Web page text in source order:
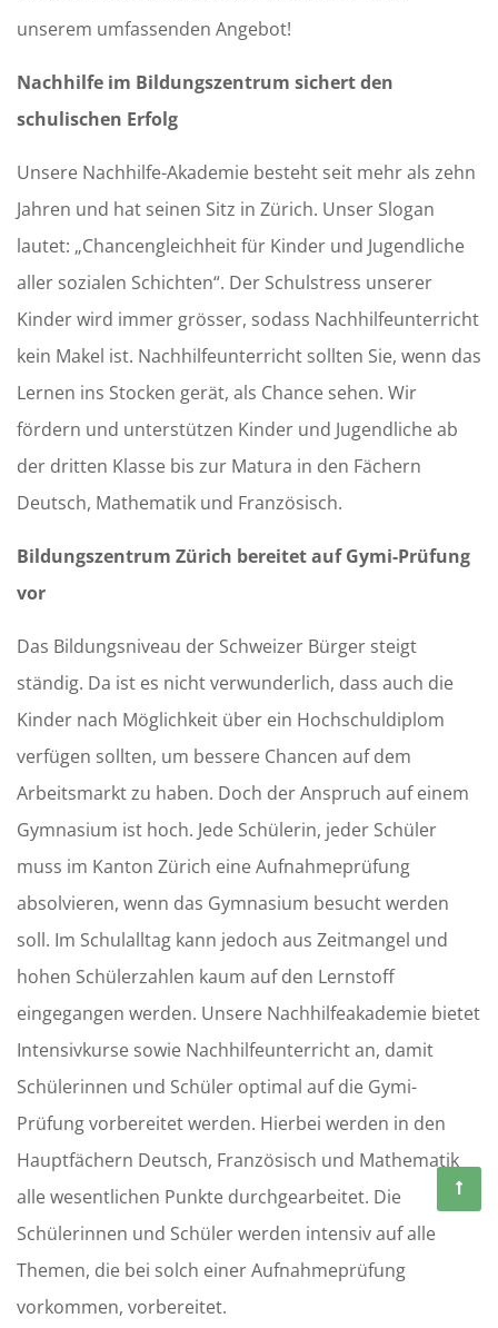
unserem umfassenden Angebot!
Nachhilfe im Bildungszentrum sichert den
schulischen Erfolg
Unsere Nachhilfe-Akademie besteht seit mehr als zehn
Jahren und hat seinen Sitz in Zürich. Unser Slogan
lautet: „Chancengleichheit für Kinder und Jugendliche
aller sozialen Schichten“. Der Schulstress unserer
Kinder wird immer grösser, sodass Nachhilfeunterricht
kein Makel ist. Nachhilfeunterricht sollten Sie, wenn das
Lernen ins Stocken gerät, als Chance sehen. Wir
fördern und unterstützen Kinder und Jugendliche ab
der dritten Klasse bis zur Matura in den Fächern
Deutsch, Mathematik und Französisch.
Bildungszentrum Zürich bereitet auf Gymi-Prüfung
vor
Das Bildungsniveau der Schweizer Bürger steigt
ständig. Da ist es nicht verwunderlich, dass auch die
Kinder nach Möglichkeit über ein Hochschuldiplom
verfügen sollten, um bessere Chancen auf dem
Arbeitsmarkt zu haben. Doch der Anspruch auf einem
Gymnasium ist hoch. Jede Schülerin, jeder Schüler
muss im Kanton Zürich eine Aufnahmeprüfung
absolvieren, wenn das Gymnasium besucht werden
soll. Im Schulalltag kann jedoch aus Zeitmangel und
hohen Schülerzahlen kaum auf den Lernstoff
eingegangen werden. Unsere Nachhilfeakademie bietet
Intensivkurse sowie Nachhilfeunterricht an, damit
Schülerinnen und Schüler optimal auf die Gymi-
Prüfung vorbereitet werden. Hierbei werden in den
Hauptfächern Deutsch, Französisch und Mathematik
alle wesentlichen Punkte durchgearbeitet. Die
Schülerinnen und Schüler werden intensiv auf alle
Themen, die bei solch einer Aufnahmeprüfung
vorkommen, vorbereitet.